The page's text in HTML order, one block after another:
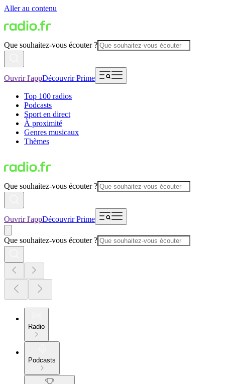
Aller au contenu
Que souhaitez-vous écouter ?
Ouvrir l'appDécouvrir Prime
Top 100 radios
Podcasts
Sport en direct
À proximité
Genres musicaux
Thèmes
Que souhaitez-vous écouter ?
Ouvrir l'appDécouvrir Prime
Que souhaitez-vous écouter ?
Radio
Podcasts